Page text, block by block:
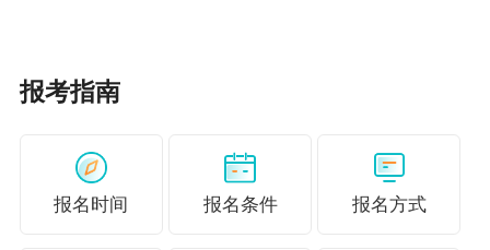
报考指南
报名时间 报名条件 报名方式